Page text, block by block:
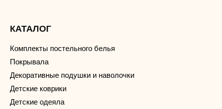
КАТАЛОГ
Комплекты постельного белья
Покрывала
Декоративные подушки и наволочки
Детские коврики
Детские одеяла